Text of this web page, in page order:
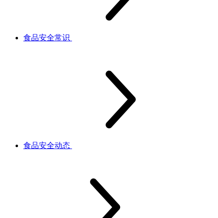
食品安全常识
食品安全动态